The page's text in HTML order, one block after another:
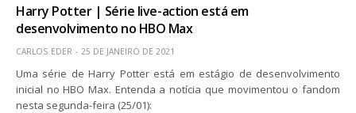
Harry Potter | Série live-action está em
desenvolvimento no HBO Max
CARLOS EDER 25 DE JANEIRO DE 2021
Uma série de Harry Potter está em estágio de desenvolvimento
inicial no HBO Max. Entenda a notícia que movimentou o fandom
nesta segunda-feira (25/01):